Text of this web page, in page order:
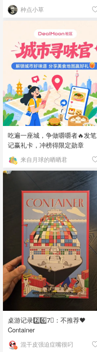
种点小草
吃遍一座城，争做嚼嚼者🔥发笔
记赢礼卡，冲榜得限定勋章
来自月球的晒晒君
桌游记录2️⃣6️⃣7⃣️：不推荐🖤
Container
混干皮强迫症嘴很叼